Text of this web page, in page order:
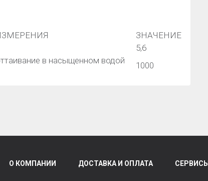
ЗНАЧЕНИЕ
5,6
в насыщенном водой
1000
О КОМПАНИИ ДОСТАВКА И ОПЛАТА СЕРВИСЫ